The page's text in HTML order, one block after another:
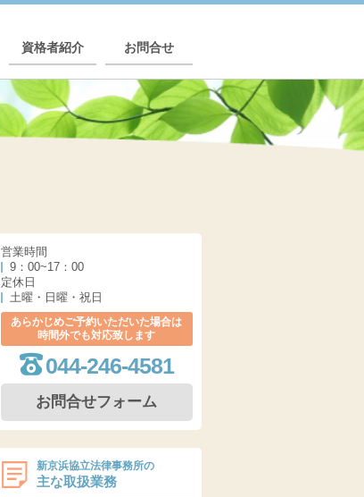
資格者紹介 お問合せ
営業時間
9：00~17：00
定休日
土曜・日曜・祝日
あらかじめご予約いただいた場合は
時間外でも対応致します
044-246-4581
お問合せフォーム
新京浜協立法律事務所の
主な取扱業務